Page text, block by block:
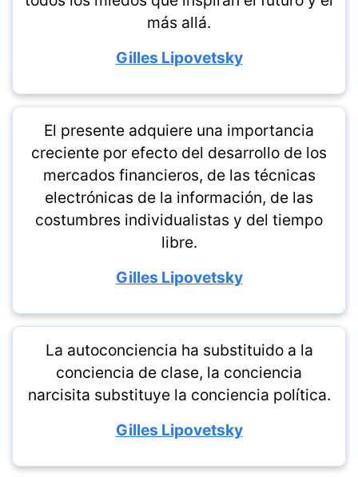
más allá.
Gilles Lipovetsky
El presente adquiere una importancia
creciente por efecto del desarrollo de los
mercados financieros, de las técnicas
electrónicas de la información, de las
costumbres individualistas y del tiempo
libre.
Gilles Lipovetsky
La autoconciencia ha substituido a la
conciencia de clase, la conciencia
narcisita substituye la conciencia política.
Gilles Lipovetsky